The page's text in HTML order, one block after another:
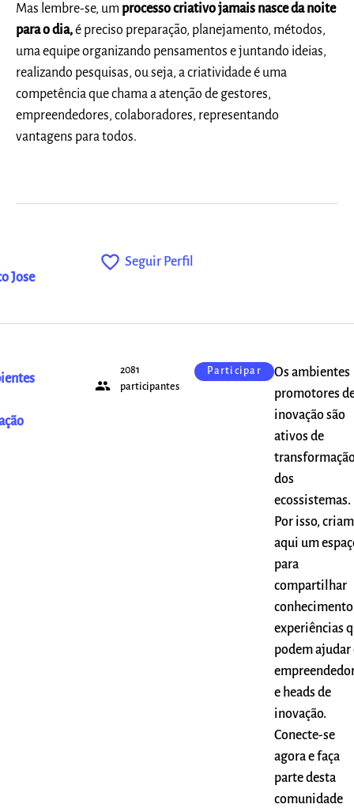
Mas lembre-se, um processo criativo jamais nasce da noite
para o dia,é preciso preparação, planejamento, métodos,
uma equipe organizando pensamentos e juntando ideias,
realizando pesquisas, ou seja, a criatividade é uma
competência que chama a atenção de gestores,
empreendedores, colaboradores, representando
vantagens para todos.
Jose
favorite_outline Seguir Perfil
people
2081
participantes
Participar
Os ambientes
promotores
inovação são
ativos de
dos
ecossistemas.
Por isso,
aqui um
para
compartilhar
conhecimento
experiências
podem ajudar
e heads de
inovação.
Conecte-se
agora e faça
parte desta
comunidade